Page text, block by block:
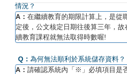
情況？
A： 在繼續教育的期限計算上，是從
定後，公文核定日期往後算三年，
續教育課程就無法取得時數喔!
Q： 為何無法順利於系統儲存資料？
A： 請確認系統內「※」必填項目是